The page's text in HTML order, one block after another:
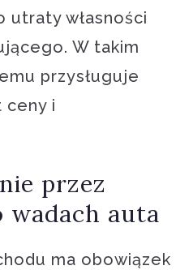
utraty własności
W takim
przysługuje
ceny i
przez
wadach auta
ma obowiązek